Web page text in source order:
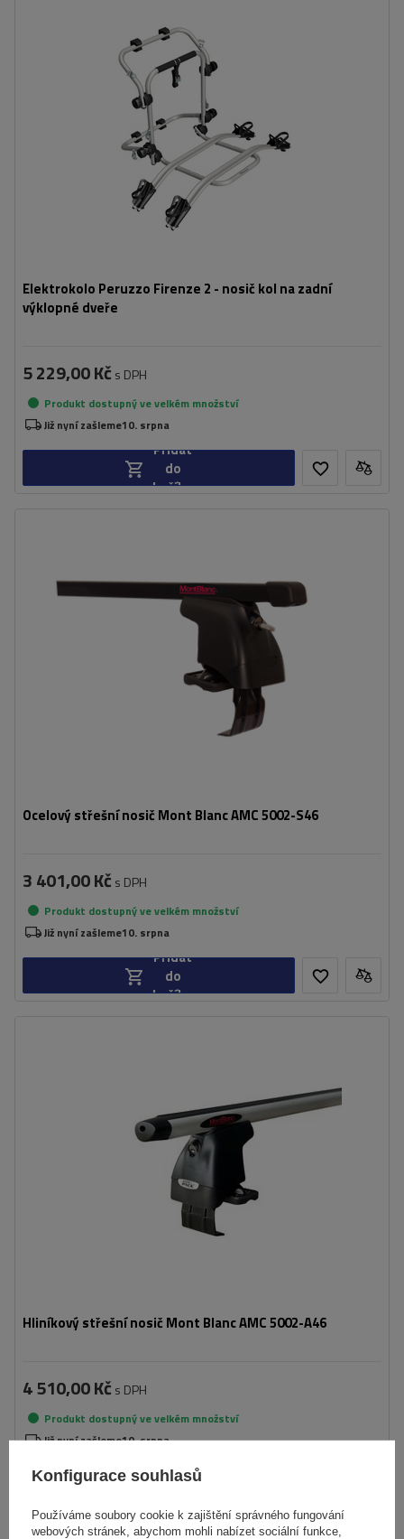
Elektrokolo Peruzzo Firenze 2 - nosič kol na zadní
výklopné dveře
Maximální hmotnost jízdního kola:
Nosnost nosiče jízdních kol:
45 kg
kompatibilní s elektrokoly
hliníková konstrukce
5 229,00 Kč s DPH
Produkt dostupný ve velkém množství
Již nyní zašleme10. srpna
Přidat
do
košíku
Ocelový střešní nosič Mont Blanc AMC 5002-S46
3 401,00 Kč s DPH
Produkt dostupný ve velkém množství
Již nyní zašleme10. srpna
Přidat
do
košíku
Hliníkový střešní nosič Mont Blanc AMC 5002-A46
4 510,00 Kč s DPH
Produkt dostupný ve velkém množství
Již nyní zašleme10. srpna
do
Konfigurace souhlasů
Používáme soubory cookie k zajištění správného fungování
webových stránek, abychom mohli nabízet sociální funkce,